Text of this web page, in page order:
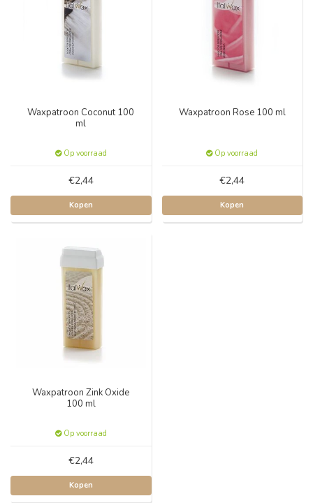
Waxpatroon Coconut 100
ml
Op voorraad
€2,44
Kopen
Waxpatroon Rose 100 ml
Op voorraad
€2,44
Kopen
Waxpatroon Zink Oxide
100 ml
Op voorraad
€2,44
Kopen